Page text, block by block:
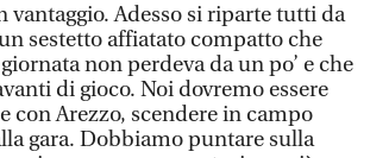
vantaggio. Adesso si riparte tutti da
sestetto affiatato compatto che
non perdeva da un po’ e che
di gioco. Noi dovremo essere
con Arezzo, scendere in campo
gara. Dobbiamo puntare sulla